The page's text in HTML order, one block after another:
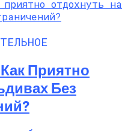
Приятно
Без